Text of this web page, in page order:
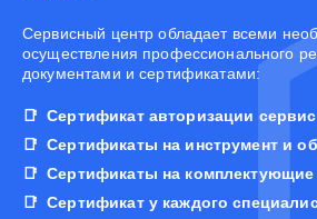
Cервисный центр обладает всеми
осуществления профессионального
документами и сертификатами:
Сертификат авторизации
Сертификаты на инструмент и
Сертификаты на комплектующие
Сертификат у каждого